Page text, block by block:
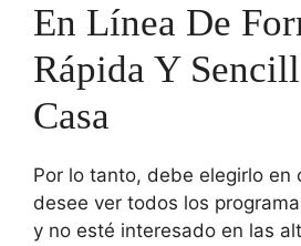
En Línea De
Rápida Y
Casa
Por lo tanto, debe elegirlo en
desee ver todos los
y no esté interesado en las